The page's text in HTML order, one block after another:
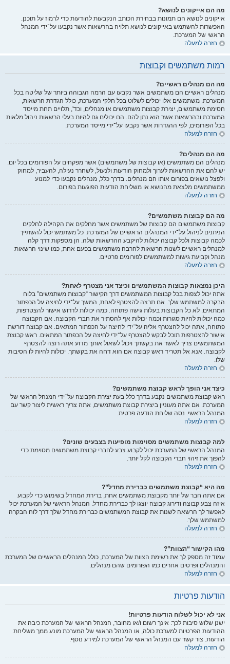
מה הם אייקונים לנושא?
אייקונים לנושא הם תמונות בבחירת הכותב הנקבעות להודעות כדי לרמוז על תוכנן.
האפשרות להשתמש באייקונים לנושא תלויה בהרשאות אשר נקבעו על־ידי המנהל
הראשי של המערכת.
חזרה למעלה
רמות משתמשים וקבוצות
מה הם מנהלים ראשיים?
מנהלים ראשיים הם משתמשים אשר נקבעו עם הרמה הגבוהה ביותר של שליטה בכל
המערכת. משתמשים אלו יכולים לשלוט בכל חלקי המערכת, כולל הגדרת הרשאות,
חסימת משתמשים, יצירת קבוצות משתמשים או מנהלים, וכד', תלויים תחת מייסד
המערכת ובהרשאות אשר הוא נתן להם. הם יכולים גם להיות בעלי הרשאות ניהול מלאות
בכל הפורומים, לפי ההגדרות אשר נקבעו על־ידי מייסד המערכת.
חזרה למעלה
מה הם מנהלים?
מנהלים הם משתמשים (או קבוצות של משתמשים) אשר מפקחים על הפורומים בכל יום.
יש להם את ההרשאות לערוך ולמחוק הודעות ולנעול, לשחרר נעילה, להעביר, למחוק
ולפצל נושאים בפורום אותו הם מנהלים. בדרך כלל, מנהלים נקבעו כדי למנוע
ממשתמשים מלצאת מהנושא או משליחת הודעות הפוגעות בפורום.
חזרה למעלה
מה הם קבוצות משתמשים?
קבוצות משתמשים הם קבוצות של משתמשים אשר מחלקים את הקהילה לחלקים
הניתנים לניהול על־ידי המנהלים הראשיים של המערכת. כל משתמש יכול להשתייך
לכמה קבוצות ולכל קבוצה יכולות להיקבע ההרשאות שלה. הן מספקות דרך קלה
למנהלים ראשיים לשנות הרשאות להרבה משתמשים בפעם אחת, כמו שינוי הרשאות
מנהל וקביעת גישות למשתמשים לפורומים פרטיים.
חזרה למעלה
היכן נמצאות קבוצות המשתמשים וכיצד אני מצטרף לאחת?
אתה יכול לצפות בכל קבוצות המשתמשים דרך הקישור “קבוצות משתמשים” בלוח
הבקרה למשתמש שלך. אם תרצה להצטרף לאחת, המשך על־ידי לחיצה על הכפתור
המתאים. לא כל הקבוצות בעלות גישה פתוחה. כמה יכולות לדרוש אישור להצטרפות,
כמה יכולות להיות סגורות וכמה יכולות אף להסתיר את חברי הקבוצה. אם הקבוצה
פתוחה, אתה יכול להצטרף אליה על־ידי לחיצה על הכפתור המתאים. אם קבוצה דורשת
אישור להצטרפות תוכל לבקש להצטרף על־ידי לחיצה על הכפתור המתאים. ראש קבוצת
המשתמשים צריך לאשר את בקשתך ויכול לשאול אותך מדוע אתה רוצה להצטרף
לקבוצה. אנא אל תטריד ראש קבוצה אם הוא דחה את בקשתך. יכולות להיות לו הסיבות
שלו.
חזרה למעלה
כיצד אני הופך לראש קבוצת משתמשים?
ראש קבוצת משתמשים נקבע בדרך כלל בעת יצירת הקבוצה על־ידי המנהל הראשי של
המערכת. אם אתה מעוניין ביצירת קבוצת משתמשים, אתה צריך ראשית ליצור קשר עם
המנהל הראשי. נסה שליחת הודעה פרטית.
חזרה למעלה
למה קבוצות משתמשים מסוימות מופיעות בצבעים שונים?
המנהל הראשי של המערכת יכול לקבוע צבע לחברי קבוצת משתמשים מסוימת כדי
להפוך את זיהוי חברי הקבוצה לקל יותר.
חזרה למעלה
מה היא “קבוצת משתמשים כברירת מחדל”?
אם אתה חבר של יותר מקבוצת משתמשים אחת, ברירת המחדל בשימוש כדי לקבוע
איזה צבע קבוצה ודירוג קבוצה יוצגו לך כברירת מחדל. המנהל הראשי של המערכת יכול
לאפשר לך הרשאה לשנות את קבוצת המשתמשים כברירת מחדל שלך דרך לוח הבקרה
למשתמש שלך.
חזרה למעלה
מהו הקישור “הצוות”?
עמוד זה מספק לך את רשימת הצוות של המערכת, כולל המנהלים הראשיים של המערכת
והמנהלים ופרטים אחרים כמו הפורומים שהם מנהלים.
חזרה למעלה
הודעות פרטיות
אני לא יכול לשלוח הודעות פרטיות!
ישנן שלוש סיבות לכך: אינך רשום ו/או מחובר, המנהל הראשי של המערכת כיבה את
ההודעות הפרטיות למערכת כולה, או המנהל הראשי של המערכת מונע ממך משליחת
הודעות. צור קשר עם המנהל הראשי של המערכת למידע נוסף.
חזרה למעלה